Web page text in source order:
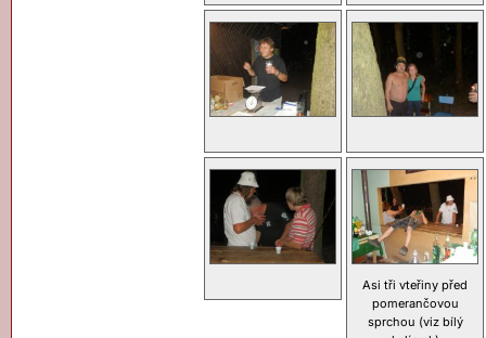
Asi tři vteřiny před
pomerančovou
sprchou (viz bílý